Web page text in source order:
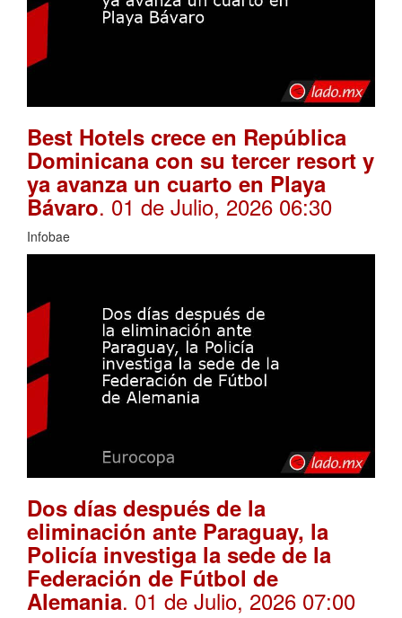
Best Hotels crece en República
Dominicana con su tercer resort y
ya avanza un cuarto en Playa
Bávaro. 01 de Julio, 2026 06:30
Infobae
Dos días después de la
eliminación ante Paraguay, la
Policía investiga la sede de la
Federación de Fútbol de
Alemania. 01 de Julio, 2026 07:00